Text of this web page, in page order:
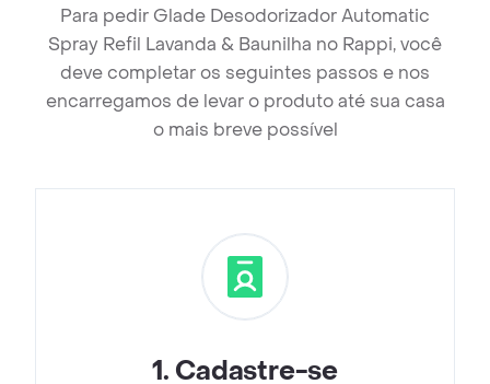
Para pedir Glade Desodorizador Automatic
Spray Refil Lavanda & Baunilha no Rappi, você
deve completar os seguintes passos e nos
encarregamos de levar o produto até sua casa
o mais breve possível
1. Cadastre-se